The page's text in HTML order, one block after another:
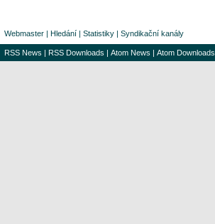
Webmaster | Hledání | Statistiky | Syndikační kanály
RSS News | RSS Downloads | Atom News | Atom Downloads